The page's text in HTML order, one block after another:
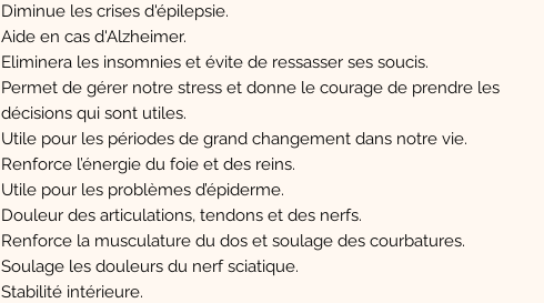
Diminue les crises d'épilepsie.
Aide en cas d'Alzheimer.
Eliminera les insomnies et évite de ressasser ses soucis.
Permet de gérer notre stress et donne le courage de prendre les
décisions qui sont utiles.
Utile pour les périodes de grand changement dans notre vie.
Renforce l’énergie du foie et des reins.
Utile pour les problèmes d’épiderme.
Douleur des articulations, tendons et des nerfs.
Renforce la musculature du dos et soulage des courbatures.
Soulage les douleurs du nerf sciatique.
Stabilité intérieure.